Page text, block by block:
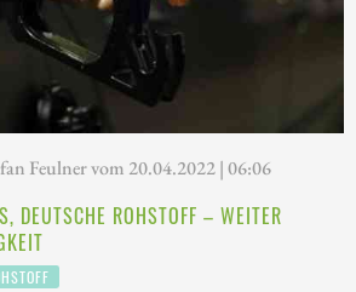
Feulner vom 20.04.2022 | 06:06
DEUTSCHE ROHSTOFF – WEITER